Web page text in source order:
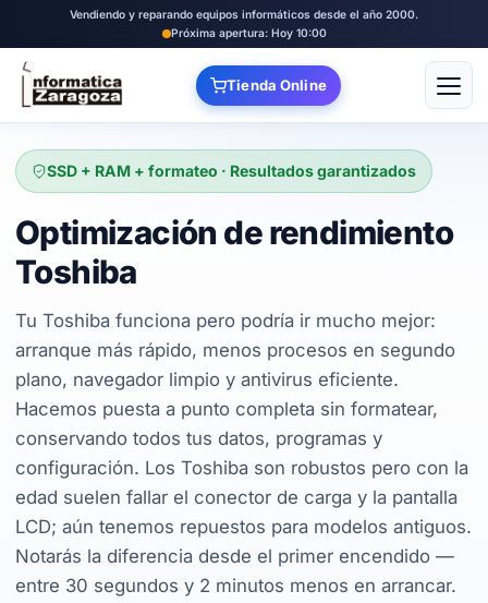
Vendiendo y reparando equipos informáticos desde el año 2000.
Próxima apertura: Hoy 10:00
Tienda Online Abrir
SSD + RAM + formateo · Resultados garantizados
Optimización de rendimiento
Toshiba
Tu Toshiba funciona pero podría ir mucho mejor:
arranque más rápido, menos procesos en segundo
plano, navegador limpio y antivirus eficiente.
Hacemos puesta a punto completa sin formatear,
conservando todos tus datos, programas y
configuración. Los Toshiba son robustos pero con la
edad suelen fallar el conector de carga y la pantalla
LCD; aún tenemos repuestos para modelos antiguos.
Notarás la diferencia desde el primer encendido —
entre 30 segundos y 2 minutos menos en arrancar.